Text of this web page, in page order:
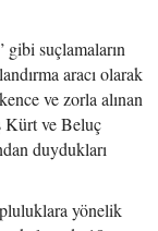
gibi suçlamaların
aracı olarak
ve zorla alınan
Kürt ve Beluç
duydukları
yönelik